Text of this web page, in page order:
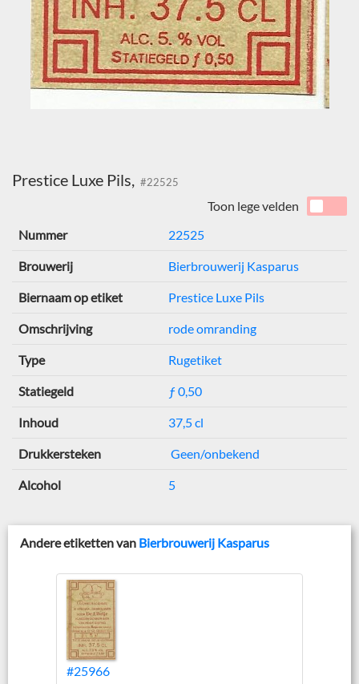
Prestice Luxe Pils, #22525
Toon lege velden
Nummer
22525
Brouwerij Bierbrouwerij Kasparus
Biernaam op etiket Prestice Luxe Pils
Omschrijving rode omranding
Type Rugetiket
Statiegeld ƒ 0,50
Inhoud 37,5 cl
Drukkersteken Geen/onbekend
Alcohol 5
Andere etiketten van Bierbrouwerij Kasparus
#25966